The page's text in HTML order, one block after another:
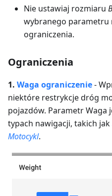
Nie ustawiaj rozmiaru
wybranego parametru
ograniczenia.
Ograniczenia
1. Waga ograniczenie-
niektóre restrykcje dróg
pojazdów. Parametr Waga
typach nawigacji, takich jak
Motocykl.